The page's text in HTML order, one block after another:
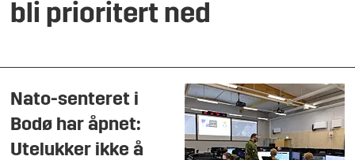
bli prioritert ned
Nato-senteret i
Bodø har åpnet:
Utelukker ikke å